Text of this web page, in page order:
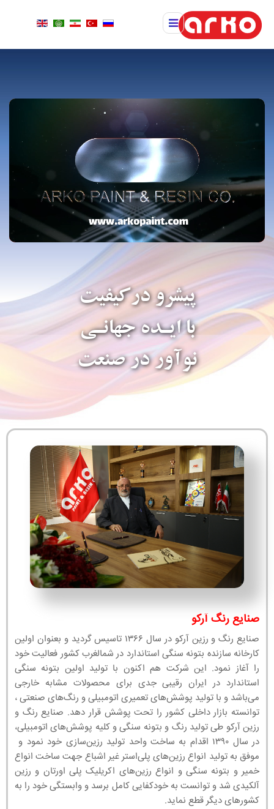
پیشرو درکیفیت
با ایـده جهانـی
نوآور در صنعت
صنایع رنگ آرکو
صنایع رنگ و رزین آرکو در سال ۱۳۶۶ تاسیس گردید و بعنوان اولین
کارخانه سازنده بتونه سنگی استاندارد در شمالغرب کشور فعالیت خود
را آغاز نمود. این شرکت هم اکنون با تولید اولین بتونه سنگی
استاندارد در ایران رقیبی جدی برای محصولات مشابه خارجی
می‌باشد و با تولید پوشش‌های تعمیری اتومبیلی و رنگ‌های صنعتی ،
توانسته بازار داخلی کشور را تحت پوشش قرار دهد. صنایع رنگ و
رزین آرکو طی تولید رنگ و بتونه سنگی و کلیه پوشش‌های اتومبیلی،
در سال ۱۳۹۰ اقدام به ساخت واحد تولید رزین‌سازی خود نمود و
موفق به تولید انواع رزین‌های پلی‌استر غیر اشباع جهت ساخت انواع
خمیر و بتونه سنگی و انواع رزین‌های اکریلیک پلی اورتان و رزین
آلکیدی شد و توانست به خودکفایی کامل برسد و وابستگی خود را به
کشورهای دیگر قطع نماید.